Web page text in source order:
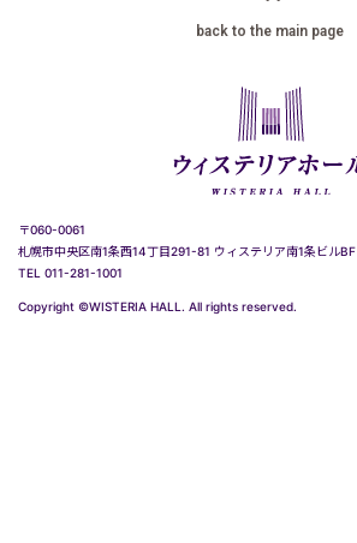
back to the main page
〒060-0061
札幌市中央区南1条西14丁目291-81 ウィステリア南1条ビルBF
TEL 011-281-1001
Copyright ©WISTERIA HALL. All rights reserved.